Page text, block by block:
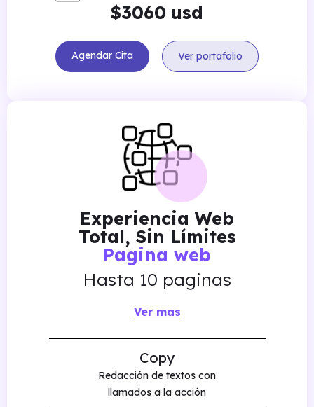
$ usd
Agendar Cita Ver portafolio
Experiencia Web
Total, Sin Límites
Pagina web
Hasta 10 paginas
Ver mas
Copy
Redacción de textos con
llamados a la acción